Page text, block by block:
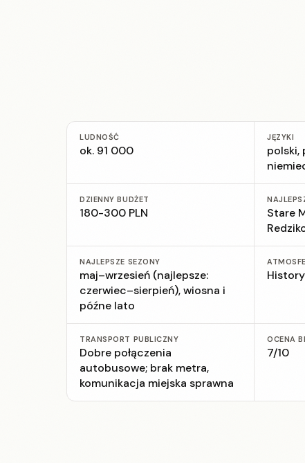
LUDNOŚĆ
ok. 91 000
JĘZYKI
polski,
DZIENNY BUDŻET
180-300 PLN
Stare
NAJLEPSZE SEZONY
maj–wrzesień (najlepsze:
czerwiec–sierpień), wiosna i
późne lato
TRANSPORT PUBLICZNY
Dobre połączenia
autobusowe; brak metra,
komunikacja miejska sprawna
OCENA
7/10